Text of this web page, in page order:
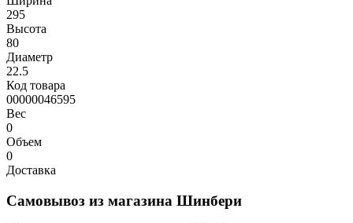
295
Высота
80
Диаметр
22.5
Код товара
00000046595
Вес
0
Объем
0
Доставка
Самовывоз из магазина Шинбери